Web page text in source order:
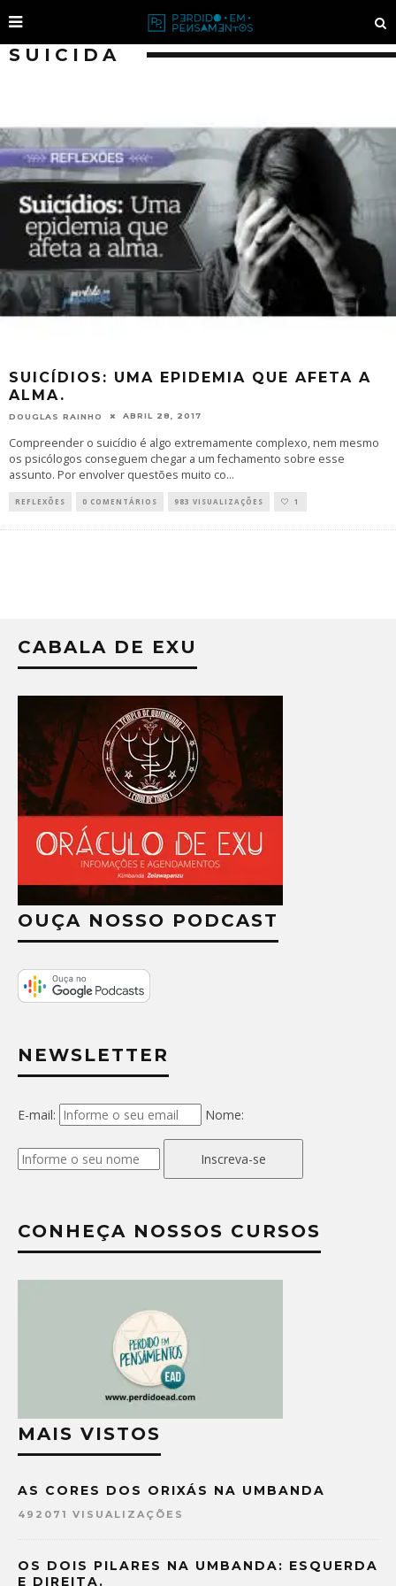
SUICIDA
SUICÍDIOS: UMA EPIDEMIA QUE AFETA A
ALMA.
DOUGLAS RAINHO ABRIL 28, 2017
Compreender o suicídio é algo extremamente complexo, nem mesmo
os psicólogos conseguem chegar a um fechamento sobre esse
assunto. Por envolver questões muito co...
REFLEXÕES 0 COMENTÁRIOS 983 VISUALIZAÇÕES 1
CABALA DE EXU
OUÇA NOSSO PODCAST
NEWSLETTER
E-mail: Nome:
Inscreva-se
CONHEÇA NOSSOS CURSOS
MAIS VISTOS
AS CORES DOS ORIXÁS NA UMBANDA
492071 VISUALIZAÇÕES
OS DOIS PILARES NA UMBANDA: ESQUERDA
E DIREITA.